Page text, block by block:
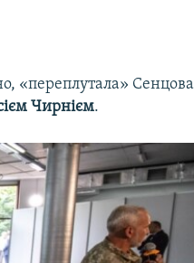
«переплутала» Сенцова
Чирнієм.